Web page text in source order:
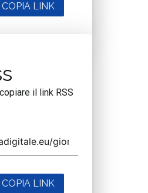
COPIA LINK
il link RSS
COPIA LINK